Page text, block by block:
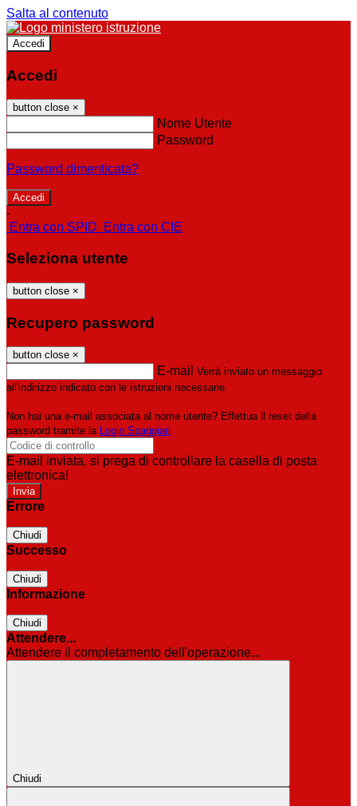
Salta al contenuto
Accedi
Accedi
button close ×
Nome Utente
Password
Password dimenticata?
-
Entra con SPID
Entra con CIE
Seleziona utente
button close ×
Recupero password
button close ×
E-mail Verrà inviato un messaggio
all'indirizzo indicato con le istruzioni necessarie.
Non hai una e-mail associata al nome utente? Effettua il reset della
password tramite la Login Spaggiari
E-mail inviata, si prega di controllare la casella di posta
elettronica!
Errore
Chiudi
Successo
Chiudi
Informazione
Chiudi
Attendere...
Attendere il completamento dell'operazione...
Chiudi